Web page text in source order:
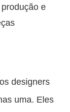
e
designers
uma. Eles